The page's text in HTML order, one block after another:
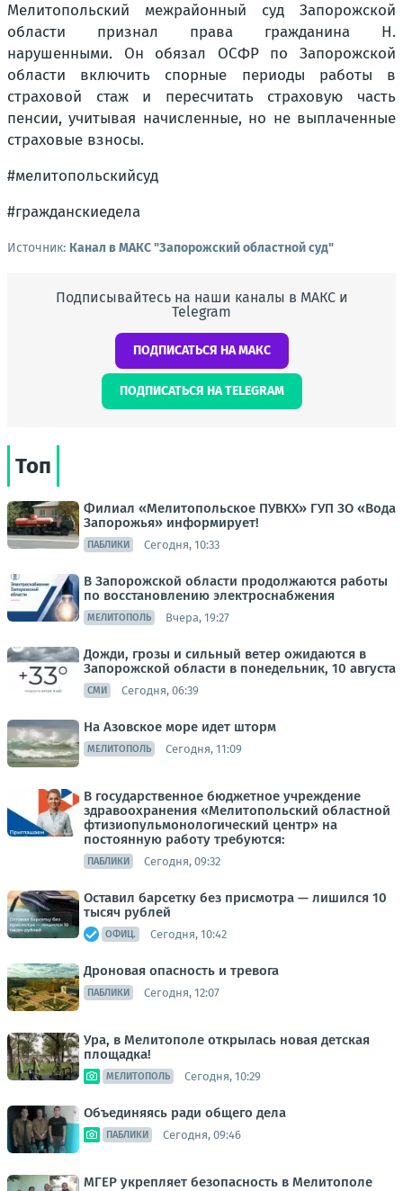
Мелитопольский межрайонный суд Запорожской
области признал права гражданина Н.
нарушенными. Он обязал ОСФР по Запорожской
области включить спорные периоды работы в
страховой стаж и пересчитать страховую часть
пенсии, учитывая начисленные, но не выплаченные
страховые взносы.
#мелитопольскийсуд
#гражданскиедела
Источник: Канал в МАКС "Запорожский областной суд"
Подписывайтесь на наши каналы в МАКС и
Telegram
ПОДПИСАТЬСЯ НА МАКС
ПОДПИСАТЬСЯ НА TELEGRAM
Топ
Филиал «Мелитопольское ПУВКХ» ГУП ЗО «Вода
Запорожья» информирует!
ПАБЛИКИ Сегодня, 10:33
В Запорожской области продолжаются работы
по восстановлению электроснабжения
МЕЛИТОПОЛЬ Вчера, 19:27
Дожди, грозы и сильный ветер ожидаются в
Запорожской области в понедельник, 10 августа
СМИ Сегодня, 06:39
На Азовское море идет шторм
МЕЛИТОПОЛЬ Сегодня, 11:09
В государственное бюджетное учреждение
здравоохранения «Мелитопольский областной
фтизиопульмонологический центр» на
постоянную работу требуются:
ПАБЛИКИ Сегодня, 09:32
Оставил барсетку без присмотра — лишился 10
тысяч рублей
ОФИЦ. Сегодня, 10:42
Дроновая опасность и тревога
ПАБЛИКИ Сегодня, 12:07
Ура, в Мелитополе открылась новая детская
площадка!
МЕЛИТОПОЛЬ Сегодня, 10:29
Объединяясь ради общего дела
ПАБЛИКИ Сегодня, 09:46
МГЕР укрепляет безопасность в Мелитополе